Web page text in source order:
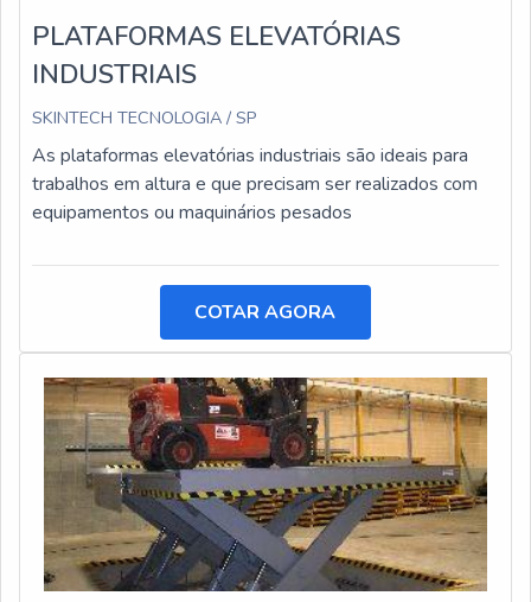
PLATAFORMAS ELEVATÓRIAS
INDUSTRIAIS
SKINTECH TECNOLOGIA / SP
As plataformas elevatórias industriais são ideais para
trabalhos em altura e que precisam ser realizados com
equipamentos ou maquinários pesados
COTAR AGORA